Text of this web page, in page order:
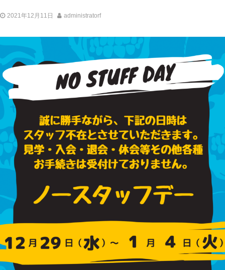
2021年12月11日 administratorf